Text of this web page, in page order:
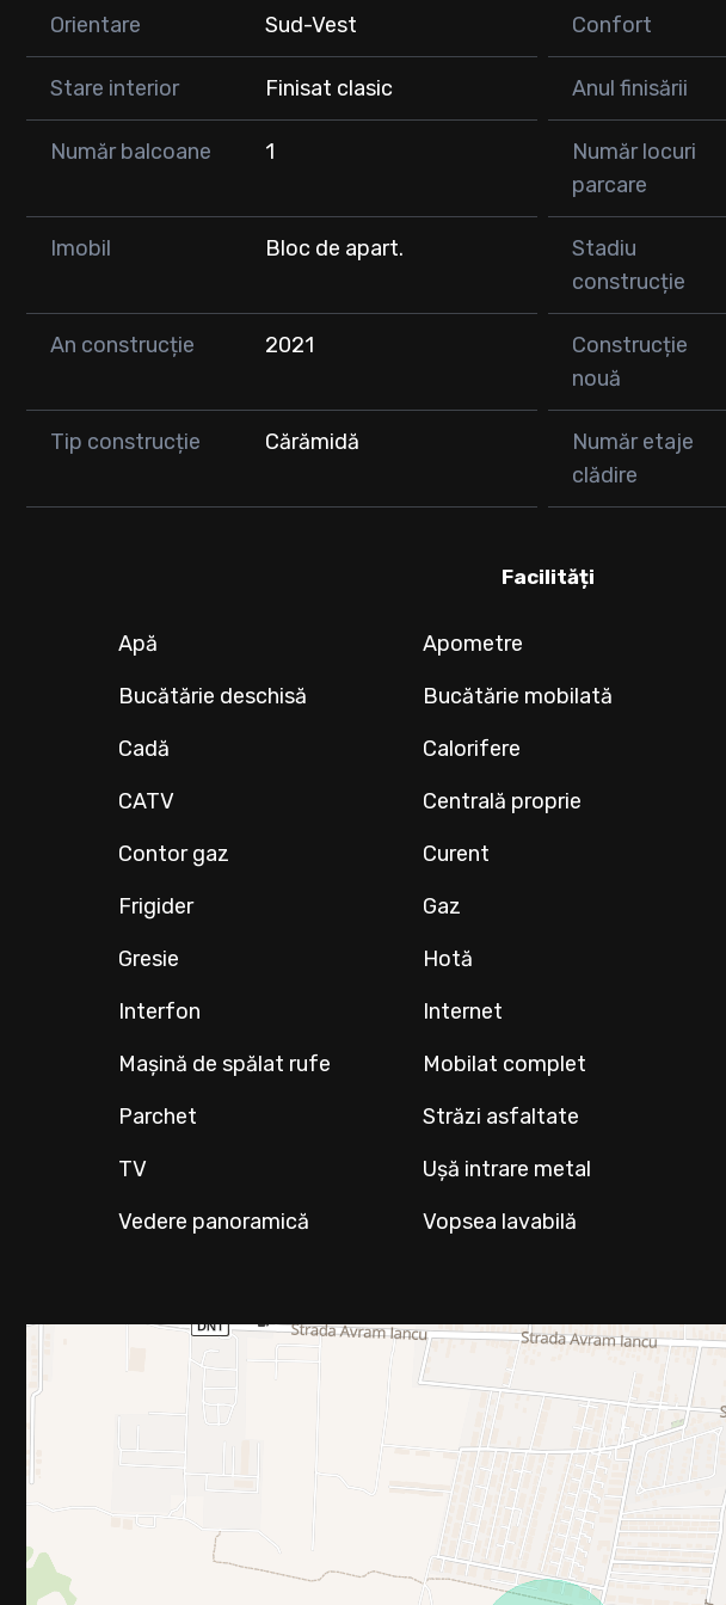
Orientare Sud-Vest Confort
Stare interior Finisat clasic Anul finisării
Număr balcoane 1
Număr locuri
parcare
Imobil Bloc de apart.
Stadiu
construcție
An construcție 2021
Construcție
nouă
Tip construcție Cărămidă
Număr etaje
clădire
Facilități
Apă Apometre
Bucătărie deschisă
Bucătărie mobilată
Cadă
Calorifere
CATV
Centrală proprie
Contor gaz
Curent
Frigider
Gaz
Gresie
Hotă
Interfon
Internet
Mașină de spălat rufe
Mobilat complet
Parchet
Străzi asfaltate
TV
Ușă intrare metal
Vedere panoramică
Vopsea lavabilă